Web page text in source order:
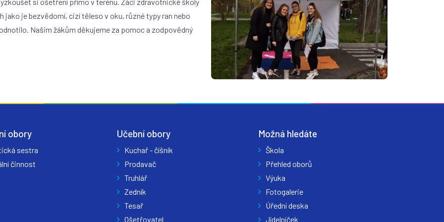
je bezvědomí, cizí těleso v oku, různé typy ran nebo
Našim žákům děkujeme za pomoc a zodpovědný
obory
sestra
činnost
Učební obory
Kuchař - číšník
Prodavač
Truhlář
Zedník
Tesař
Ošetřovatel
Možná hledáte
Škola
Přehled oborů
Výuka
Fotogalerie
Úřední deska
Jídelníček